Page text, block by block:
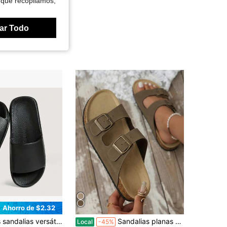
Ahorro de $2.32
con textura, suela plana suave y antideslizante, adecuadas para usar en casa, baño, interior y exterior, para usar en cualquier estación del año
Local -45% Sandalias planas para mujer, de suela suave, con puntera abierta, para el verano, con hebilla ajustable y diseño de chanclas
Todo